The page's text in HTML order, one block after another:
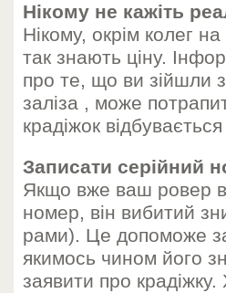
Нікому не кажіть
Нікому, окрім колег
так знають ціну.
про те, що ви зійшли
заліза , може
крадіжок
Записати серійний
Якщо вже ваш ровер в
номер, він вибитий
рами). Це допоможе
якимось чином його
заявити про